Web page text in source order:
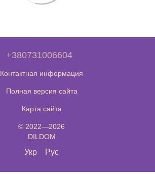
+380731006604
Контактная информация
Полная версия сайта
Карта сайта
© 2022—2026
DILDOM
Укр Рус